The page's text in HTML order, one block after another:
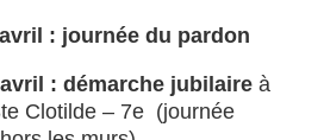
: journée du pardon
: démarche jubilaire à
Clotilde – 7e (journée